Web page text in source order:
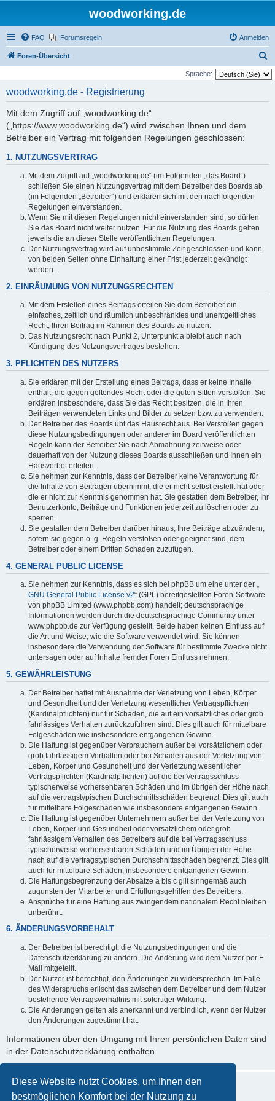
Diese Website nutzt Cookies, um Ihnen den
bestmöglichen Komfort bei der Nutzung zu
woodworking.de
FAQ Forumsregeln Anmelden
Foren-Übersicht
u
Sprache:
woodworking.de - Registrierung
Mit dem Zugriff auf „woodworking.de“
(„https://www.woodworking.de“) wird zwischen Ihnen und dem
Betreiber ein Vertrag mit folgenden Regelungen geschlossen:
1. NUTZUNGSVERTRAG
Mit dem Zugriff auf „woodworking.de“ (im Folgenden „das Board“)
schließen Sie einen Nutzungsvertrag mit dem Betreiber des Boards ab
(im Folgenden „Betreiber“) und erklären sich mit den nachfolgenden
Regelungen einverstanden.
Wenn Sie mit diesen Regelungen nicht einverstanden sind, so dürfen
Sie das Board nicht weiter nutzen. Für die Nutzung des Boards gelten
jeweils die an dieser Stelle veröffentlichten Regelungen.
Der Nutzungsvertrag wird auf unbestimmte Zeit geschlossen und kann
von beiden Seiten ohne Einhaltung einer Frist jederzeit gekündigt
werden.
2. EINRÄUMUNG VON NUTZUNGSRECHTEN
Mit dem Erstellen eines Beitrags erteilen Sie dem Betreiber ein
einfaches, zeitlich und räumlich unbeschränktes und unentgeltliches
Recht, Ihren Beitrag im Rahmen des Boards zu nutzen.
Das Nutzungsrecht nach Punkt 2, Unterpunkt a bleibt auch nach
Kündigung des Nutzungsvertrages bestehen.
3. PFLICHTEN DES NUTZERS
Sie erklären mit der Erstellung eines Beitrags, dass er keine Inhalte
enthält, die gegen geltendes Recht oder die guten Sitten verstoßen. Sie
erklären insbesondere, dass Sie das Recht besitzen, die in Ihren
Beiträgen verwendeten Links und Bilder zu setzen bzw. zu verwenden.
Der Betreiber des Boards übt das Hausrecht aus. Bei Verstößen gegen
diese Nutzungsbedingungen oder anderer im Board veröffentlichten
Regeln kann der Betreiber Sie nach Abmahnung zeitweise oder
dauerhaft von der Nutzung dieses Boards ausschließen und Ihnen ein
Hausverbot erteilen.
Sie nehmen zur Kenntnis, dass der Betreiber keine Verantwortung für
die Inhalte von Beiträgen übernimmt, die er nicht selbst erstellt hat oder
die er nicht zur Kenntnis genommen hat. Sie gestatten dem Betreiber, Ihr
Benutzerkonto, Beiträge und Funktionen jederzeit zu löschen oder zu
sperren.
Sie gestatten dem Betreiber darüber hinaus, Ihre Beiträge abzuändern,
sofern sie gegen o. g. Regeln verstoßen oder geeignet sind, dem
Betreiber oder einem Dritten Schaden zuzufügen.
4. GENERAL PUBLIC LICENSE
Sie nehmen zur Kenntnis, dass es sich bei phpBB um eine unter der „
GNU General Public License v2“ (GPL) bereitgestellten Foren-Software
von phpBB Limited (www.phpbb.com) handelt; deutschsprachige
Informationen werden durch die deutschsprachige Community unter
www.phpbb.de zur Verfügung gestellt. Beide haben keinen Einfluss auf
die Art und Weise, wie die Software verwendet wird. Sie können
insbesondere die Verwendung der Software für bestimmte Zwecke nicht
untersagen oder auf Inhalte fremder Foren Einfluss nehmen.
5. GEWÄHRLEISTUNG
Der Betreiber haftet mit Ausnahme der Verletzung von Leben, Körper
und Gesundheit und der Verletzung wesentlicher Vertragspflichten
(Kardinalpflichten) nur für Schäden, die auf ein vorsätzliches oder grob
fahrlässiges Verhalten zurückzuführen sind. Dies gilt auch für mittelbare
Folgeschäden wie insbesondere entgangenen Gewinn.
Die Haftung ist gegenüber Verbrauchern außer bei vorsätzlichem oder
grob fahrlässigem Verhalten oder bei Schäden aus der Verletzung von
Leben, Körper und Gesundheit und der Verletzung wesentlicher
Vertragspflichten (Kardinalpflichten) auf die bei Vertragsschluss
typischerweise vorhersehbaren Schäden und im übrigen der Höhe nach
auf die vertragstypischen Durchschnittsschäden begrenzt. Dies gilt auch
für mittelbare Folgeschäden wie insbesondere entgangenen Gewinn.
Die Haftung ist gegenüber Unternehmern außer bei der Verletzung von
Leben, Körper und Gesundheit oder vorsätzlichem oder grob
fahrlässigem Verhalten des Betreibers auf die bei Vertragsschluss
typischerweise vorhersehbaren Schäden und im Übrigen der Höhe
nach auf die vertragstypischen Durchschnittsschäden begrenzt. Dies gilt
auch für mittelbare Schäden, insbesondere entgangenen Gewinn.
Die Haftungsbegrenzung der Absätze a bis c gilt sinngemäß auch
zugunsten der Mitarbeiter und Erfüllungsgehilfen des Betreibers.
Ansprüche für eine Haftung aus zwingendem nationalem Recht bleiben
unberührt.
6. ÄNDERUNGSVORBEHALT
Der Betreiber ist berechtigt, die Nutzungsbedingungen und die
Datenschutzerklärung zu ändern. Die Änderung wird dem Nutzer per E-
Mail mitgeteilt.
Der Nutzer ist berechtigt, den Änderungen zu widersprechen. Im Falle
des Widerspruchs erlischt das zwischen dem Betreiber und dem Nutzer
bestehende Vertragsverhältnis mit sofortiger Wirkung.
Die Änderungen gelten als anerkannt und verbindlich, wenn der Nutzer
den Änderungen zugestimmt hat.
Informationen über den Umgang mit Ihren persönlichen Daten sind
in der Datenschutzerklärung enthalten.